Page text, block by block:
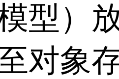
型）
对象